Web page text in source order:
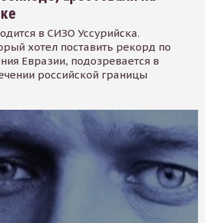
в СИЗО Уссурийска.
хотел поставить рекорд по
Евразии, подозревается в
российской границы